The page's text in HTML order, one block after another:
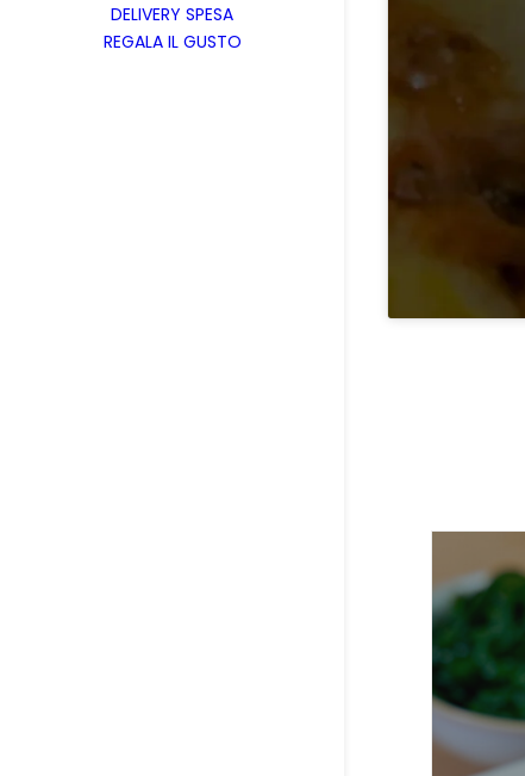
DELIVERY SPESA
REGALA IL GUSTO